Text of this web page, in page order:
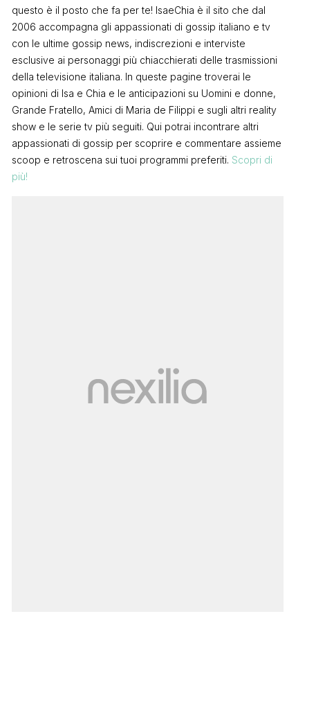
questo è il posto che fa per te! IsaeChia è il sito che dal
2006 accompagna gli appassionati di gossip italiano e tv
con le ultime gossip news, indiscrezioni e interviste
esclusive ai personaggi più chiacchierati delle trasmissioni
della televisione italiana. In queste pagine troverai le
opinioni di Isa e Chia e le anticipazioni su Uomini e donne,
Grande Fratello, Amici di Maria de Filippi e sugli altri reality
show e le serie tv più seguiti. Qui potrai incontrare altri
appassionati di gossip per scoprire e commentare assieme
scoop e retroscena sui tuoi programmi preferiti. Scopri di
più!